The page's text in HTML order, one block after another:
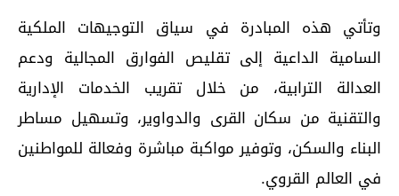
وتأتي هذه المبادرة في سياق التوجيهات الملكية
السامية الداعية إلى تقليص الفوارق المجالية ودعم
العدالة الترابية، من خلال تقريب الخدمات الإدارية
والتقنية من سكان القرى والدواوير، وتسهيل مساطر
البناء والسكن، وتوفير مواكبة مباشرة وفعالة للمواطنين
في العالم القروي.